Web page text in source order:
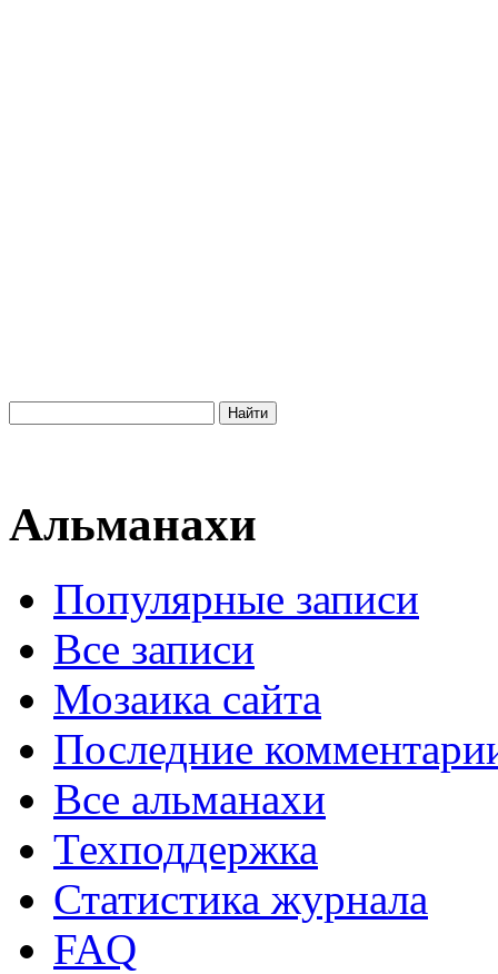
Альманахи
Популярные записи
Все записи
Мозаика сайта
Последние
Все альманахи
Техподдержка
Статистика журнала
FAQ